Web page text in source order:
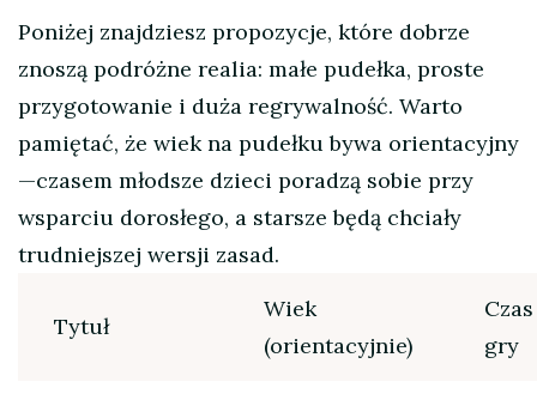
Poniżej znajdziesz propozycje, które dobrze
znoszą podróżne realia: małe pudełka, proste
przygotowanie i duża regrywalność. Warto
pamiętać, że wiek na pudełku bywa orientacyjny
—czasem młodsze dzieci poradzą sobie przy
wsparciu dorosłego, a starsze będą chciały
trudniejszej wersji zasad.
Tytuł
Wiek
(orientacyjnie)
Czas
gry